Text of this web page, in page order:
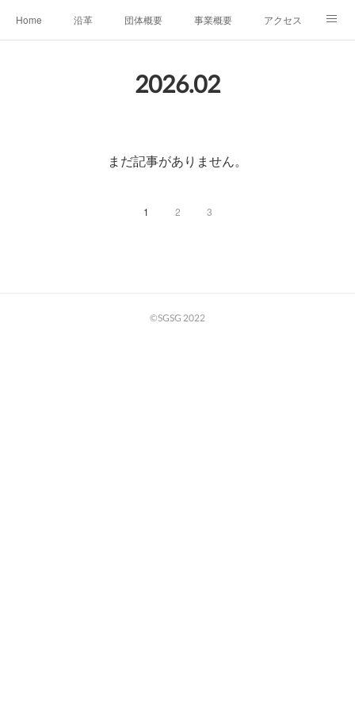
Home 沿革 団体概要 事業概要 アクセス
中期計画（2026-2031）
2026.02
まだ記事がありません。
1 2 3
©SGSG 2022